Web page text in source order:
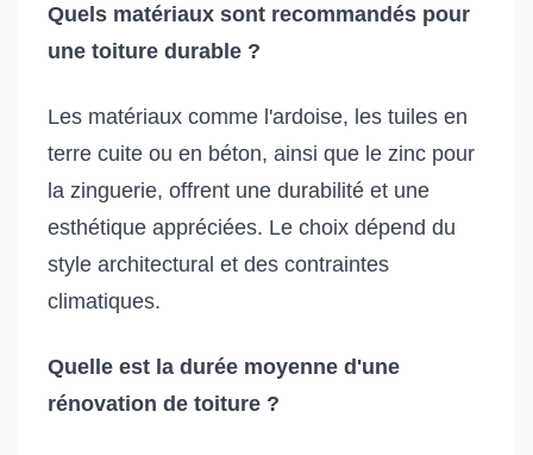
Quels matériaux sont recommandés pour
une toiture durable ?
Les matériaux comme l'ardoise, les tuiles en
terre cuite ou en béton, ainsi que le zinc pour
la zinguerie, offrent une durabilité et une
esthétique appréciées. Le choix dépend du
style architectural et des contraintes
climatiques.
Quelle est la durée moyenne d'une
rénovation de toiture ?